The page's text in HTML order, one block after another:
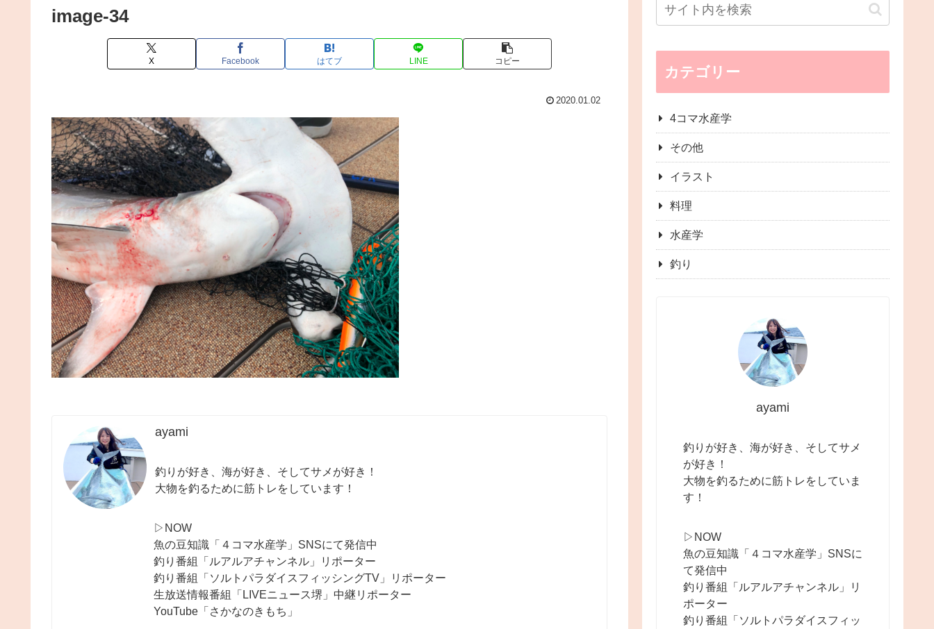
image-34
X Facebook はてブ LINE コピー
2020.01.02
ayami
釣りが好き、海が好き、そしてサメが好き！
大物を釣るために筋トレをしています！
▷NOW
魚の豆知識「４コマ水産学」SNSにて発信中
釣り番組「ルアルアチャンネル」リポーター
釣り番組「ソルトパラダイスフィッシングTV」リポーター
生放送情報番組「LIVEニュース堺」中継リポーター
YouTube「さかなのきもち」
カテゴリー
4コマ水産学
その他
イラスト
料理
水産学
釣り
ayami
釣りが好き、海が好き、そしてサメ
が好き！
大物を釣るために筋トレをしていま
す！
▷NOW
魚の豆知識「４コマ水産学」SNSに
て発信中
釣り番組「ルアルアチャンネル」リ
ポーター
釣り番組「ソルトパラダイスフィッ